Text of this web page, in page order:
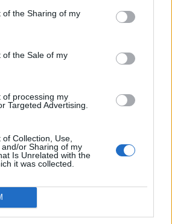
of the Sharing of my
of the Sale of my
of processing my
Targeted Advertising.
Collection, Use,
or Sharing of my
Is Unrelated with the
it was collected.
peces a concurs
de juliol de 2026
serà una oportunitat també
a gaudir de les Festes Majors
lidera el cartell musical de les